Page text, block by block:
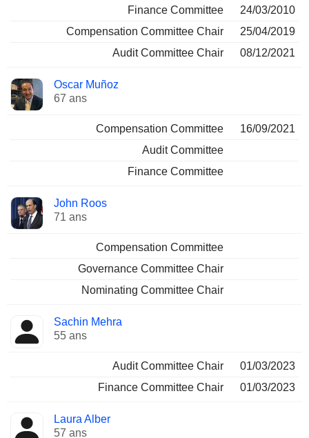
Finance Committee
24/03/2010
Compensation Committee Chair
25/04/2019
Audit Committee Chair
08/12/2021
Oscar Muñoz
67 ans
Compensation Committee
16/09/2021
Audit Committee
Finance Committee
John Roos
71 ans
Compensation Committee
Governance Committee Chair
Nominating Committee Chair
Sachin Mehra
55 ans
Audit Committee Chair
01/03/2023
Finance Committee Chair
01/03/2023
Laura Alber
57 ans